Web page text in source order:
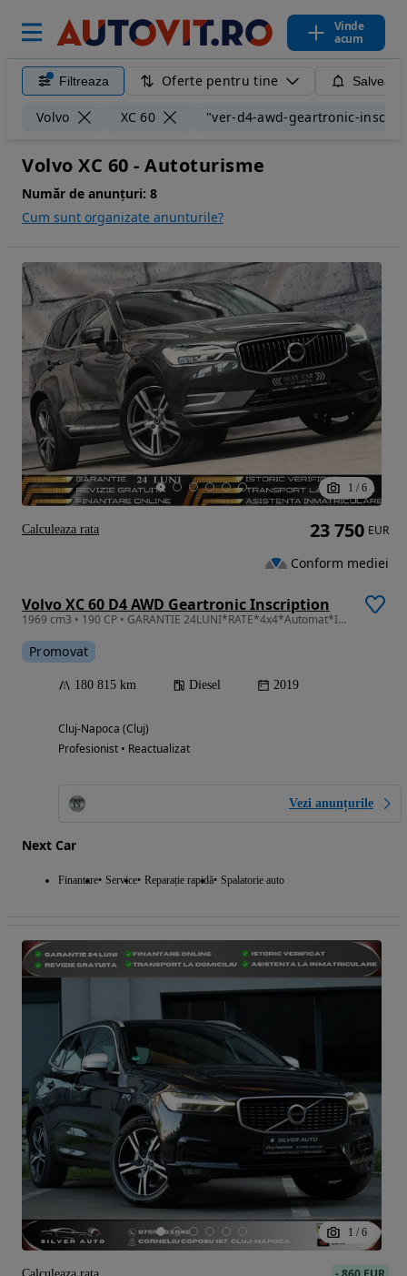
Vinde
acum
Filtreaza Oferte pentru tine
Volvo XC 60 "ver-d4-awd-geartronic-
Volvo XC 60 - Autoturisme
Număr de anunțuri: 8
Cum sunt organizate anunturile?
1 / 6
Volvo XC 60 D4 AWD Geartronic Inscription
1969 cm3 • 190 CP • GARANTIE 24LUNI*RATE*4x4*Automat*Inscription*Led*Line Assist*Distronic
Promovat
180 815 km Diesel 2019
Cluj-Napoca (Cluj)
Profesionist • Reactualizat
Vezi anunțurile
Next Car
Finantare Service Reparație rapidă Spalatorie auto
23 750 EUR
Conform mediei
Calculeaza rata
1 / 6